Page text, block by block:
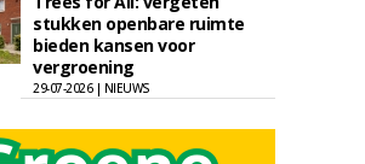
stukken openbare ruimte
bieden kansen voor
vergroening
29-07-2026 | NIEUWS